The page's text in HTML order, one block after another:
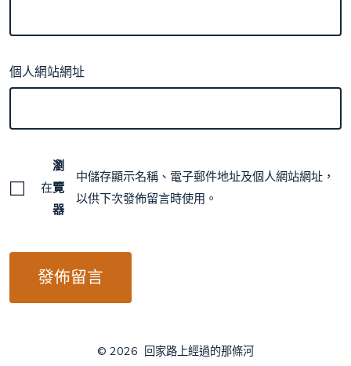
個人網站網址
在
瀏
覽
器
中儲存顯示名稱、電子郵件地址及個人網站網址，
以供下次發佈留言時使用。
© 2026 回家路上經過的那條河